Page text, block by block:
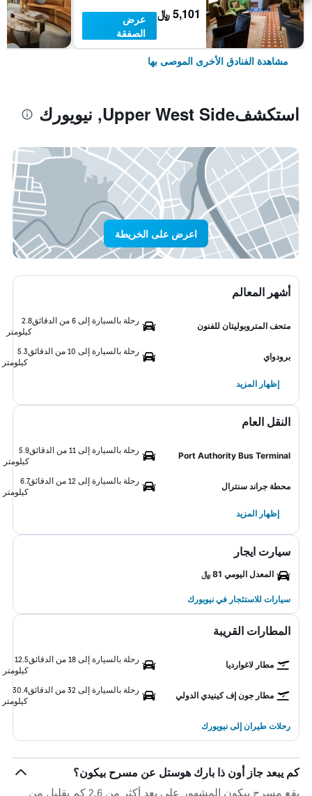
5,101 ﷼
عرض
الصفقة
مشاهدة الفنادق الأخرى الموصى بها
استكشفUpper West Side, نيويورك
اعرض على الخريطة
أشهر المعالم
متحف المتروبوليتان للفنون
رحلة بالسيارة إلى 6 من الدقائق
2.8
كيلومتر
برودواي
رحلة بالسيارة إلى 10 من الدقائق
5.3
كيلومتر
إظهار المزيد
النقل العام
Port Authority Bus Terminal
رحلة بالسيارة إلى 11 من الدقائق
5.9
كيلومتر
محطة جراند سنترال
رحلة بالسيارة إلى 12 من الدقائق
6.7
كيلومتر
إظهار المزيد
سيارت ايجار
المعدل اليومي 81 ﷼
سيارات للاستئجار في نيويورك
المطارات القريبة
مطار لاغوارديا
رحلة بالسيارة إلى 18 من الدقائق
12.5
كيلومتر
مطار جون إف كينيدي الدولي
رحلة بالسيارة إلى 32 من الدقائق
30.4
كيلومتر
رحلات طيران إلى نيويورك
كم يبعد جاز أون ذا بارك هوستل عن مسرح بيكون؟
يقع مسرح بيكون المشهور على بعد أكثر من 2.6 كم بقليل من